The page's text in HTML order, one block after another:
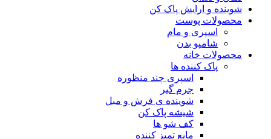
شوینده و ارایش پاک کن
محصولات پوست
اسپری و مام
شامپو بدن
محصولات خانه
پاک کننده ها
اسپری چند منظوره
جرم گیر
شوینده ی فرش و مبل
شیشه پاک کن
کف شو ها
مایع تمیز کننده